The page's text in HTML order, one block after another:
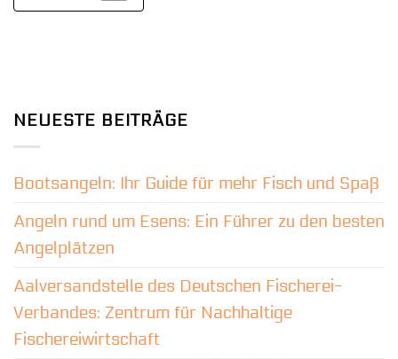
NEUESTE BEITRÄGE
Bootsangeln: Ihr Guide für mehr Fisch und Spaß
Angeln rund um Esens: Ein Führer zu den besten
Angelplätzen
Aalversandstelle des Deutschen Fischerei-
Verbandes: Zentrum für Nachhaltige
Fischereiwirtschaft